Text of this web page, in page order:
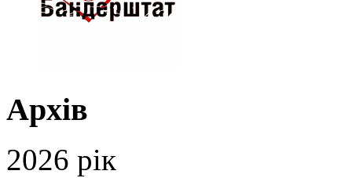
Архів
2026 рік